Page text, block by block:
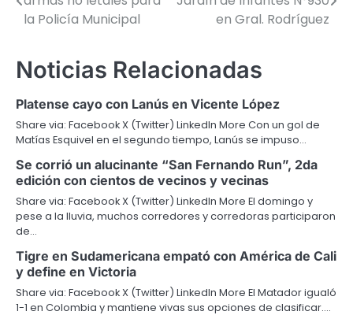
de
la Policía Municipal
en Gral. Rodríguez
Noticias Relacionadas
Platense cayo con Lanús en Vicente López
Share via: Facebook X (Twitter) LinkedIn More Con un gol de
Matías Esquivel en el segundo tiempo, Lanús se impuso…
Se corrió un alucinante “San Fernando Run”, 2da
edición con cientos de vecinos y vecinas
Share via: Facebook X (Twitter) LinkedIn More El domingo y
pese a la lluvia, muchos corredores y corredoras participaron
de…
Tigre en Sudamericana empató con América de Cali
y define en Victoria
Share via: Facebook X (Twitter) LinkedIn More El Matador igualó
1-1 en Colombia y mantiene vivas sus opciones de clasificar.…